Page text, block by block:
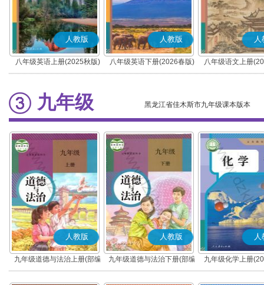
人教版
八年级英语上册(2025秋版)
人教版
八年级英语下册(2026春版)
人
八年级语文上册
(部编版)
九年级 黑龙江省佳木斯市九年级课本版本
人教版
九年级道德与法治上册(部编
版)
人教版
九年级道德与法治下册(部编
版)
人
九年级化学上册